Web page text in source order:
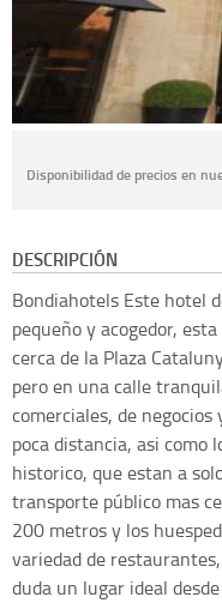
Disponibilidad de precios en
DESCRIPCIÓN
Bondiahotels Este hotel
pequeño y acogedor,
cerca de la Plaza
pero en una calle
comerciales, de
poca distancia, asi como
historico, que estan a
transporte público mas
200 metros y los
variedad de
duda un lugar ideal